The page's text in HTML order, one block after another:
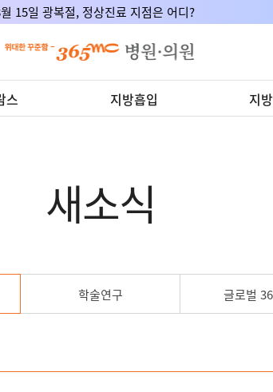
15일 광복절, 정상진료 지점은 어디?
스 지방흡입 지
새소식
학술연구 글로벌